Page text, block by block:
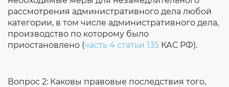
рассмотрения административного дела любой
категории, в том числе административного дела,
производство по которому было
приостановлено (часть 4 статьи 135 КАС РФ).
Вопрос 2: Каковы правовые последствия того,